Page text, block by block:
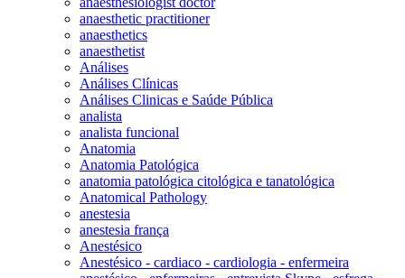
anaesthetic practitioner
anaesthetics
anaesthetist
Análises
Análises Clínicas
Análises Clinicas e Saúde Pública
analista
analista funcional
Anatomia
Anatomia Patológica
anatomia patológica citológica e tanatológica
Anatomical Pathology
anestesia
anestesia frança
Anestésico
Anestésico - cardiaco - cardiologia - enfermeira